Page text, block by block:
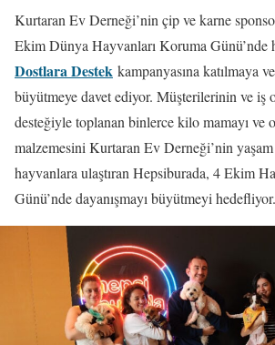
Kurtaran Ev Derneği’nin çip ve karne
Ekim Dünya Hayvanları Koruma Günü’nde
Dostlara Destek kampanyasına katılmaya
büyütmeye davet ediyor. Müşterilerinin ve iş
desteğiyle toplanan binlerce kilo mamayı ve
malzemesini Kurtaran Ev Derneği’nin
hayvanlara ulaştıran Hepsiburada, 4 Ekim
Günü’nde dayanışmayı büyütmeyi hedefliyor.